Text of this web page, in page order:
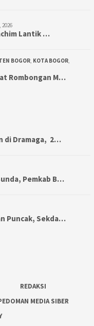
2026
Lantik …
BOGOR, KOTA BOGOR,
Rombongan M…
di Dramaga, 2…
Pemkab B…
Puncak, Sekda…
REDAKSI
MEDIA SIBER